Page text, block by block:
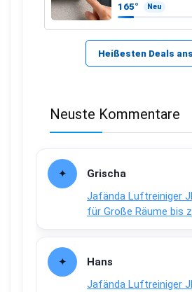
165° Neu
Heißesten Deals
Neuste Kommentare
Grischa
Jafända Luftreiniger
für Große Räume bis
Hans
Jafända Luftreiniger